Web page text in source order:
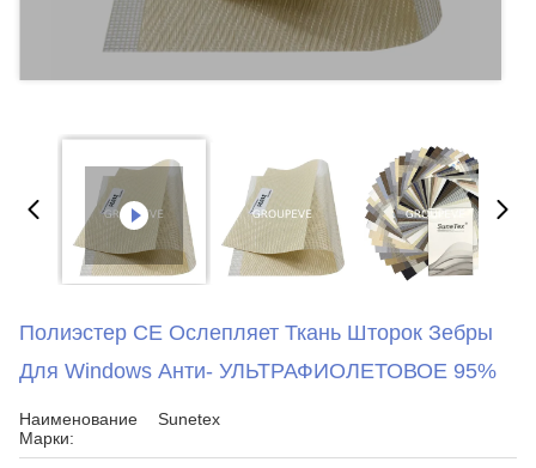
Полиэстер CE Ослепляет Ткань Шторок Зебры
Для Windows Анти- УЛЬТРАФИОЛЕТОВОЕ 95%
Наименование
Марки:
Sunetex